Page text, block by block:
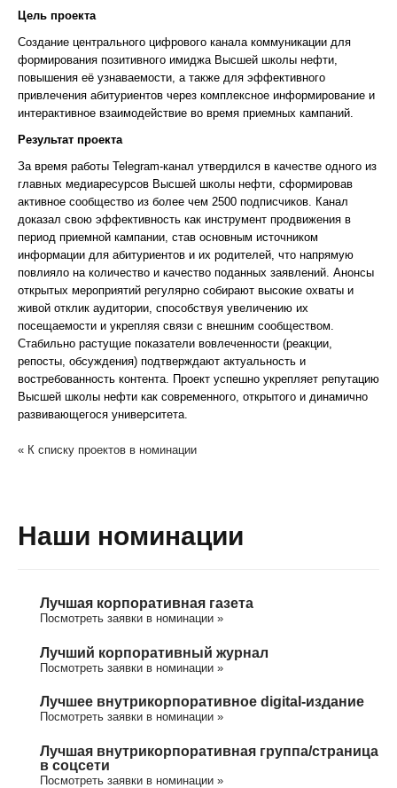
Цель проекта
Создание центрального цифрового канала коммуникации для
формирования позитивного имиджа Высшей школы нефти,
повышения её узнаваемости, а также для эффективного
привлечения абитуриентов через комплексное информирование и
интерактивное взаимодействие во время приемных кампаний.
Результат проекта
За время работы Telegram-канал утвердился в качестве одного из
главных медиаресурсов Высшей школы нефти, сформировав
активное сообщество из более чем 2500 подписчиков. Канал
доказал свою эффективность как инструмент продвижения в
период приемной кампании, став основным источником
информации для абитуриентов и их родителей, что напрямую
повлияло на количество и качество поданных заявлений. Анонсы
открытых мероприятий регулярно собирают высокие охваты и
живой отклик аудитории, способствуя увеличению их
посещаемости и укрепляя связи с внешним сообществом.
Стабильно растущие показатели вовлеченности (реакции,
репосты, обсуждения) подтверждают актуальность и
востребованность контента. Проект успешно укрепляет репутацию
Высшей школы нефти как современного, открытого и динамично
развивающегося университета.
« К списку проектов в номинации
Наши номинации
Лучшая корпоративная газета
Посмотреть заявки в номинации »
Лучший корпоративный журнал
Посмотреть заявки в номинации »
Лучшее внутрикорпоративное digital-издание
Посмотреть заявки в номинации »
Лучшая внутрикорпоративная группа/cтраница
в соцсети
Посмотреть заявки в номинации »